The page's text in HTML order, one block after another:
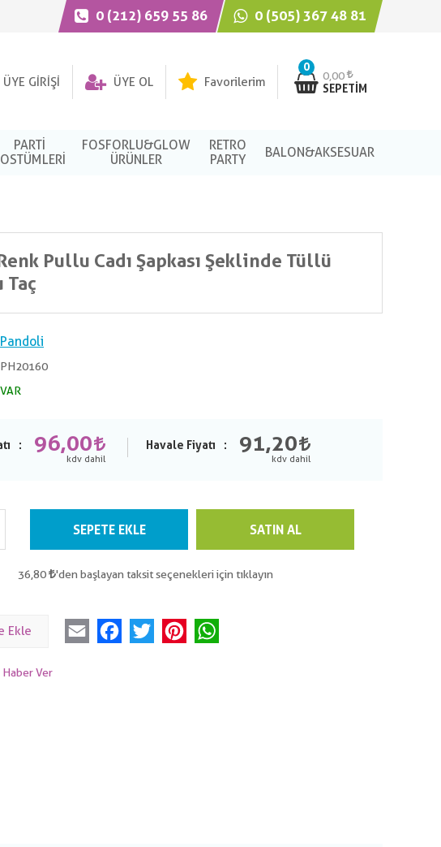
0 (212) 659 55 86 0 (505) 367 48 81
0
0,00
SEPETIM
ÜYE GIRIŞI ÜYE OL Favorilerim
PARTI
FOSFORLU&GLOW
ÜRÜNLER
RETRO
PARTY
BALON&AKSESUAR
Renk Pullu Cadı Şapkası Şeklinde Tüllü
Taç
Pandoli
PH20160
VAR
96,00 Havale Fiyatı 91,20
SEPETE EKLE SATIN AL
36,80 'den başlayan taksit seçenekleri için tıklayın
Ekle Email FacebookTwitter Pinterest
Haber Ver